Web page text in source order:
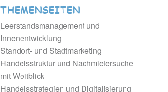
THEMENSEITEN
Leerstandsmanagement und
Innenentwicklung
Standort- und Stadtmarketing
Handelsstruktur und Nachmietersuche
mit Weitblick
Handelsstrategien und Digitalisierung